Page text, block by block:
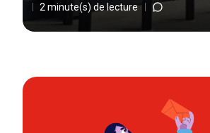
2 minute(s) de lecture